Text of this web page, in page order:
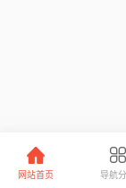
网站首页 导航